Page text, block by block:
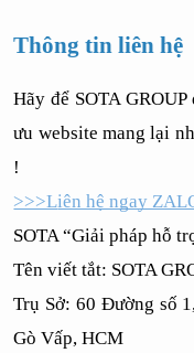
Thông tin liên hệ
Hãy để SOTA
ưu website mang lại
!
>>>Liên hệ ngay
SOTA “Giải pháp hỗ
Tên viết tắt: SOTA
Trụ Sở: 60 Đường số
Gò Vấp, HCM